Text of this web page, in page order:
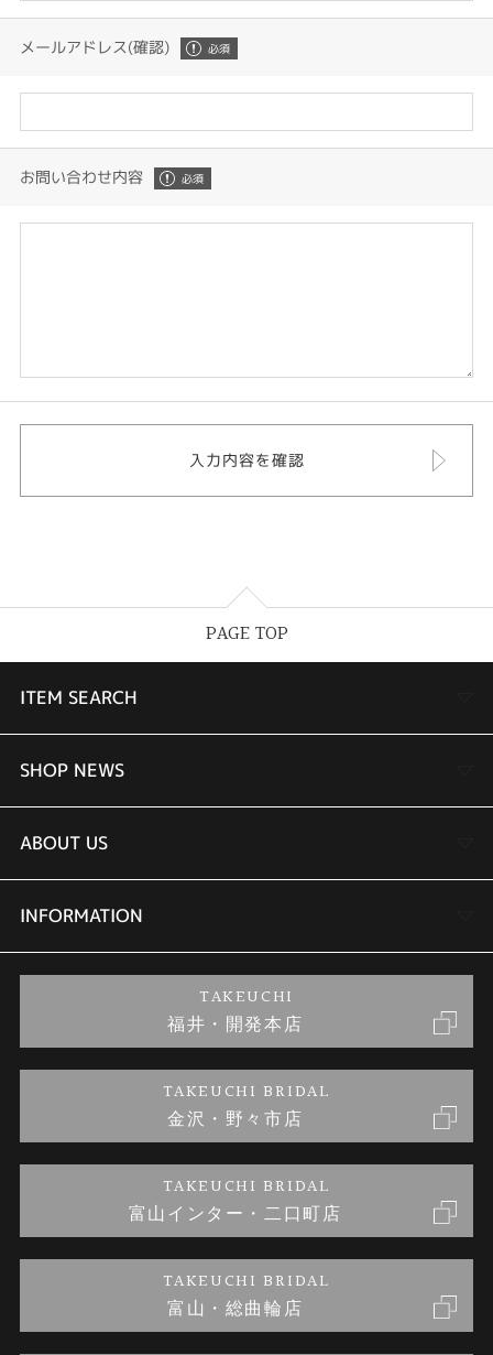
メールアドレス(確認)
お問い合わせ内容
PAGE TOP
ITEM SEARCH
婚約指輪
結婚指輪
セットリング
婚約ネックレス
金・プラチナのお取引
SHOP NEWS
TAKEUCHI BRIDAL金沢本店情報
商品一覧
ブランドリスト
金澤指輪工房｜手作りペアリング
金澤指輪工房｜手作り結婚指輪 and 婚約指輪
金澤指輪工房｜手作り婚約指輪プロポーズプラン
ABOUT US
会社概要
お客様の声
INFORMATION
プライバシーポリシー
TAKEUCHI
福井・開発本店
TAKEUCHI BRIDAL
金沢・野々市店
TAKEUCHI BRIDAL
富山インター・二口町店
TAKEUCHI BRIDAL
富山・総曲輪店